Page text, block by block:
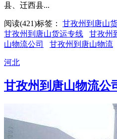
县、迁西县...
阅读(421)标签： 甘孜州到唐山
甘孜州到唐山货运专线
甘孜州
山物流公司
甘孜州到唐山物流
河北
甘孜州到唐山物流公